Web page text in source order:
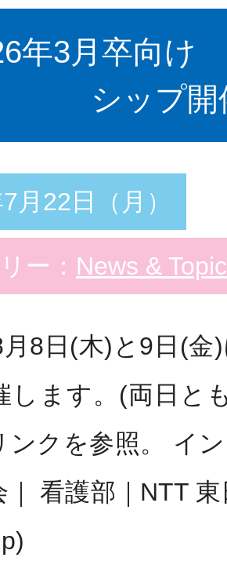
年3月卒向け
シップ開
月22日（月）
ー： News &
8日(木)と9日(金
します。(両日と
ンクを参照。 イ
｜ 看護部｜NTT